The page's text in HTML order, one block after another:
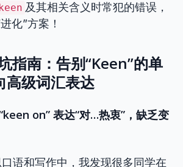
及其相关含义时常犯的错误，
化”方案！
指南：告别“Keen”的单
高级词汇表达
on” 表达“对…热衷”，缺乏变
语和写作中，我发现很多同学在